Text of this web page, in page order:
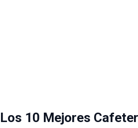
Los 10 Mejores